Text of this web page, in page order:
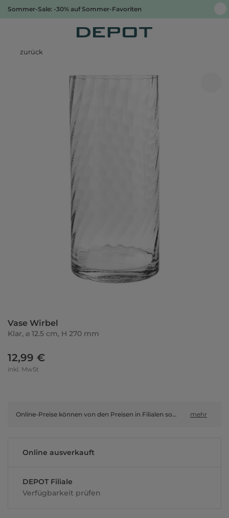
Sommer-Sale: -30% auf Sommer-Favoriten
zurück
Vase Wirbel
Klar, ⌀ 12.5 cm, H 270 mm
12,99 €
inkl. MwSt
Online-Preise können von den Preisen in Filialen sowie Shop-in-Shop-Flächen abweichen. mehr
Online ausverkauft
DEPOT Filiale
Verfügbarkeit prüfen